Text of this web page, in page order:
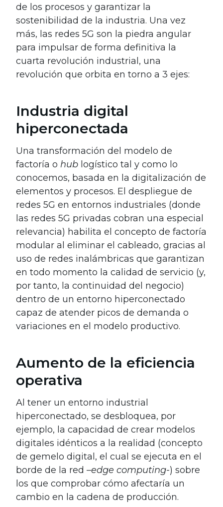
de los procesos y garantizar la
sostenibilidad de la industria. Una vez
más, las redes 5G son la piedra angular
para impulsar de forma definitiva la
cuarta revolución industrial, una
revolución que orbita en torno a 3 ejes:
Industria digital
hiperconectada
Una transformación del modelo de
factoría o hub logístico tal y como lo
conocemos, basada en la digitalización de
elementos y procesos. El despliegue de
redes 5G en entornos industriales (donde
las redes 5G privadas cobran una especial
relevancia) habilita el concepto de factoría
modular al eliminar el cableado, gracias al
uso de redes inalámbricas que garantizan
en todo momento la calidad de servicio (y,
por tanto, la continuidad del negocio)
dentro de un entorno hiperconectado
capaz de atender picos de demanda o
variaciones en el modelo productivo.
Aumento de la eficiencia
operativa
Al tener un entorno industrial
hiperconectado, se desbloquea, por
ejemplo, la capacidad de crear modelos
digitales idénticos a la realidad (concepto
de gemelo digital, el cual se ejecuta en el
borde de la red –edge computing-) sobre
los que comprobar cómo afectaría un
cambio en la cadena de producción.